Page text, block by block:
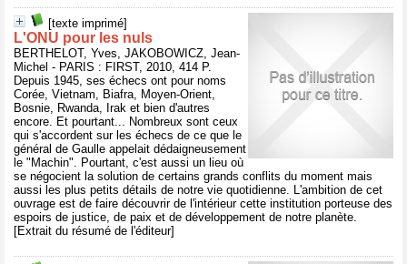
[texte imprimé]
L'ONU pour les nuls
BERTHELOT, Yves, JAKOBOWICZ, Jean-
Michel - PARIS : FIRST, 2010, 414 P.
Depuis 1945, ses échecs ont pour noms
Corée, Vietnam, Biafra, Moyen-Orient,
Bosnie, Rwanda, Irak et bien d'autres
encore. Et pourtant... Nombreux sont ceux
qui s'accordent sur les échecs de ce que le
général de Gaulle appelait dédaigneusement
le "Machin". Pourtant, c'est aussi un lieu où
se négocient la solution de certains grands conflits du moment mais
aussi les plus petits détails de notre vie quotidienne. L'ambition de cet
ouvrage est de faire découvrir de l'intérieur cette institution porteuse des
espoirs de justice, de paix et de développement de notre planète.
[Extrait du résumé de l'éditeur]